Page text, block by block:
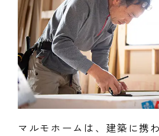
マルモホームは、建築に携